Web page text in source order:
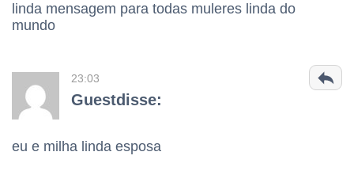
linda mensagem para todas muleres linda do
mundo
23:03
Guestdisse:
eu e milha linda esposa